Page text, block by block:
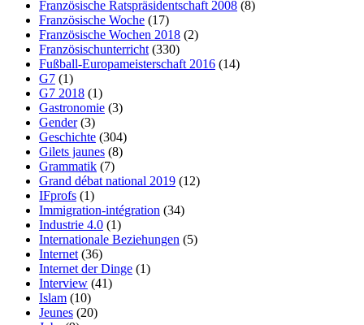
Französische Ratspräsidentschaft 2008 (8)
Französische Woche (17)
Französische Wochen 2018 (2)
Französischunterricht(330)
Fußball-Europameisterschaft 2016 (14)
G7 (1)
G7 2018 (1)
Gastronomie (3)
Gender(3)
Geschichte (304)
Gilets jaunes (8)
Grammatik (7)
Grand débat national 2019 (12)
IFprofs (1)
Immigration-intégration (34)
Industrie 4.0 (1)
Internationale Beziehungen (5)
Internet(36)
Internet der Dinge (1)
Interview (41)
Islam (10)
Jeunes (20)